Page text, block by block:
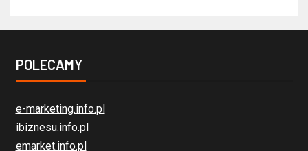
POLECAMY
e-marketing.info.pl
ibiznesu.info.pl
emarket.info.pl